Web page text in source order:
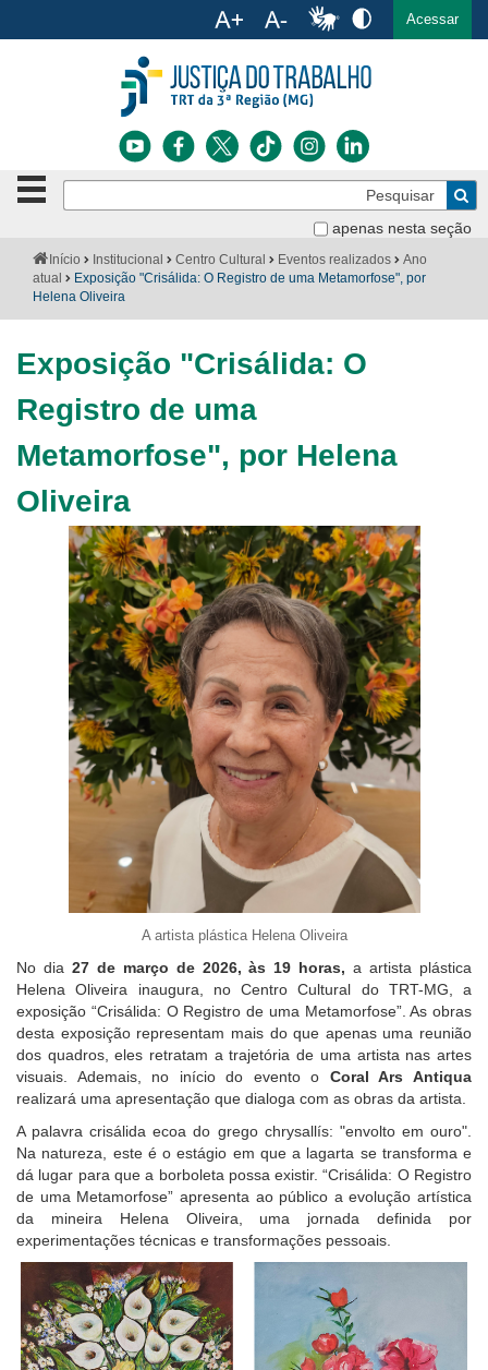
Ir para o menu Ir para a busca Ir para o rodapé
Acessar
apenas nesta seção
Botão
de
clique
para
fechar
o
menu
Notícias
Jurisprudência
Transparência
Ouvidoria
Contato
Você
está
aqui:
Início Institucional Centro Cultural Eventos realizados
Ano
atual
Exposição "Crisálida: O Registro de uma Metamorfose", por
Helena Oliveira
Exposição "Crisálida: O
Registro de uma
Metamorfose", por Helena
Oliveira
A artista plástica Helena Oliveira
No dia 27 de março de 2026, às 19 horas,a artista plástica
Helena Oliveira inaugura, no Centro Cultural do TRT-MG, a
exposição “Crisálida: O Registro de uma Metamorfose”. As obras
desta exposição representam mais do que apenas uma reunião
dos quadros, eles retratam a trajetória de uma artista nas artes
visuais. Ademais, no início do evento o Coral Ars Antiqua
realizará uma apresentação que dialoga com as obras da artista.
A palavra crisálida ecoa do grego chrysallís: "envolto em ouro".
Na natureza, este é o estágio em que a lagarta se transforma e
dá lugar para que a borboleta possa existir. “Crisálida: O Registro
de uma Metamorfose” apresenta ao público a evolução artística
da mineira Helena Oliveira, uma jornada definida por
experimentações técnicas e transformações pessoais.